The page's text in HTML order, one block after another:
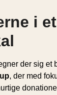
i et
der sig et
, der med